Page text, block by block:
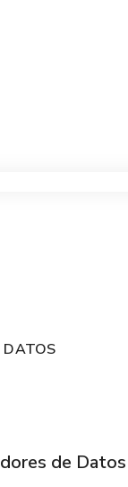
DATOS
de Datos